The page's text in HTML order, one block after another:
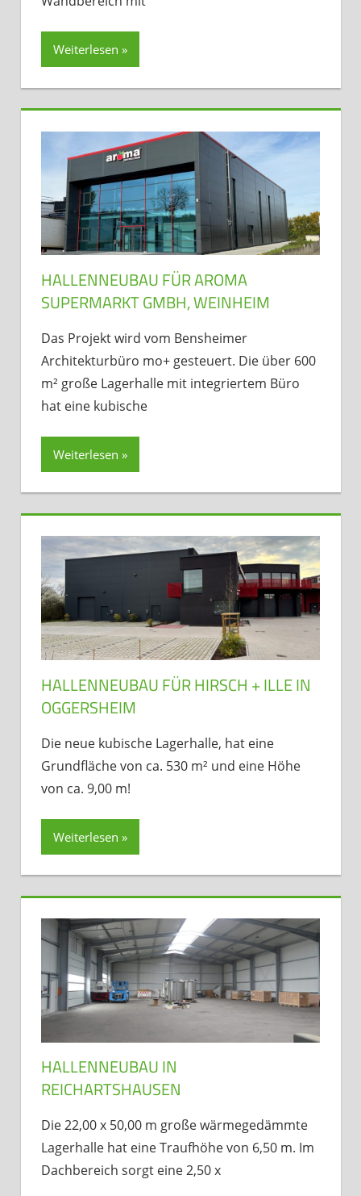
Weiterlesen
HALLENNEUBAU FÜR AROMA
SUPERMARKT GMBH, WEINHEIM
Das Projekt wird vom Bensheimer
Architekturbüro mo+ gesteuert. Die über 600
m² große Lagerhalle mit integriertem Büro
hat eine kubische
Weiterlesen
HALLENNEUBAU FÜR HIRSCH + ILLE IN
OGGERSHEIM
Die neue kubische Lagerhalle, hat eine
Grundfläche von ca. 530 m² und eine Höhe
von ca. 9,00 m!
Weiterlesen
HALLENNEUBAU IN
REICHARTSHAUSEN
Die 22,00 x 50,00 m große wärmegedämmte
Lagerhalle hat eine Traufhöhe von 6,50 m. Im
Dachbereich sorgt eine 2,50 x